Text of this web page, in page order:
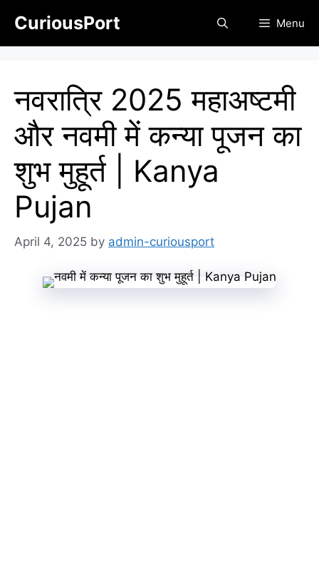
content
CuriousPort Menu
नवरात्रि 2025 महाअष्टमी
और नवमी में कन्या पूजन का
शुभ मुहूर्त | Kanya
Pujan
April 4, 2025 by admin-curiousport